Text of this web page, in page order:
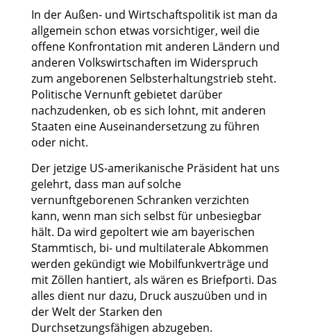
In der Außen- und Wirtschaftspolitik ist man da
allgemein schon etwas vorsichtiger, weil die
offene Konfrontation mit anderen Ländern und
anderen Volkswirtschaften im Widerspruch
zum angeborenen Selbsterhaltungstrieb steht.
Politische Vernunft gebietet darüber
nachzudenken, ob es sich lohnt, mit anderen
Staaten eine Auseinandersetzung zu führen
oder nicht.
Der jetzige US-amerikanische Präsident hat uns
gelehrt, dass man auf solche
vernunftgeborenen Schranken verzichten
kann, wenn man sich selbst für unbesiegbar
hält. Da wird gepoltert wie am bayerischen
Stammtisch, bi- und multilaterale Abkommen
werden gekündigt wie Mobilfunkverträge und
mit Zöllen hantiert, als wären es Briefporti. Das
alles dient nur dazu, Druck auszuüben und in
der Welt der Starken den
Durchsetzungsfähigen abzugeben.